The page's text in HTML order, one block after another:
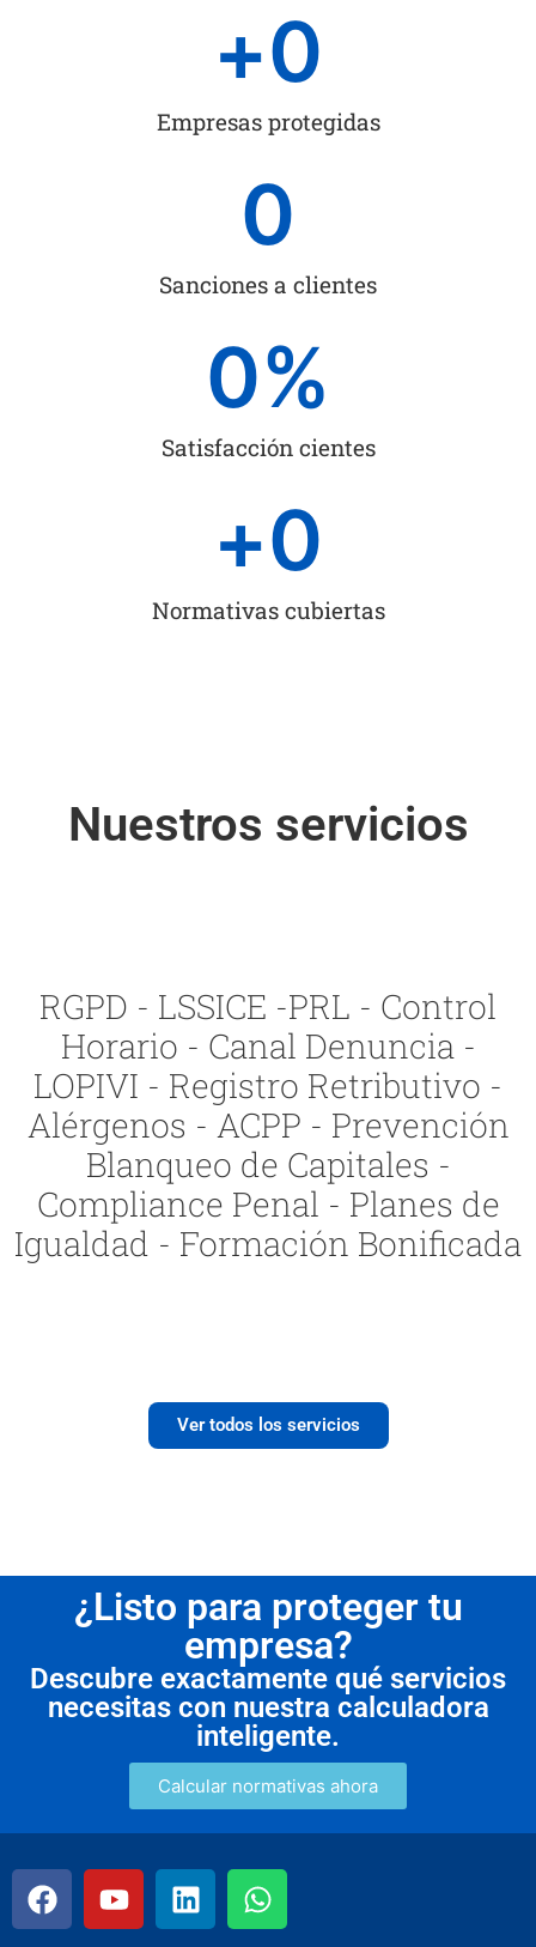
Empresas protegidas
+0
Sanciones a clientes
0
Satisfacción cientes
0%
Normativas cubiertas
+0
Nuestros servicios
RGPD - LSSICE -PRL - Control
Horario - Canal Denuncia -
LOPIVI - Registro Retributivo -
Alérgenos - ACPP - Prevención
Blanqueo de Capitales -
Compliance Penal - Planes de
Igualdad - Formación Bonificada
Ver todos los servicios
¿Listo para proteger tu
empresa?
Descubre exactamente qué servicios
necesitas con nuestra calculadora
inteligente.
Calcular normativas ahora